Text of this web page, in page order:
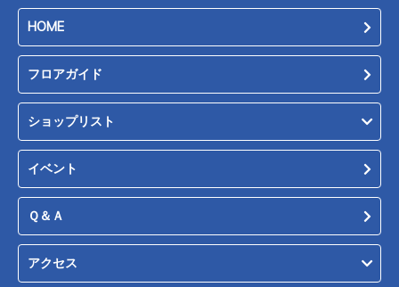
HOME
フロアガイド
ショップリスト
イベント
Ｑ＆Ａ
アクセス